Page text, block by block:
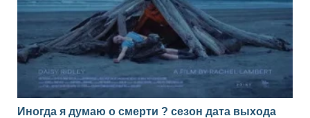
Иногда я думаю о смерти ? сезон дата выхода